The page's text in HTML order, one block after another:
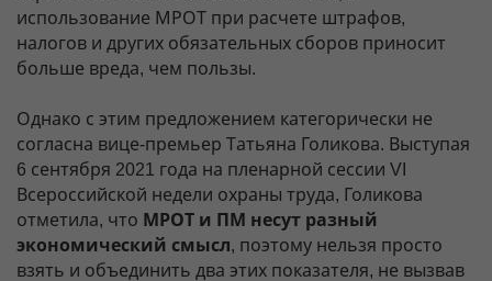
использование МРОТ при расчете штрафов,
налогов и других обязательных сборов приносит
больше вреда, чем пользы.
Однако с этим предложением категорически не
согласна вице-премьер Татьяна Голикова. Выступая
6 сентября 2021 года на пленарной сессии VI
Всероссийской недели охраны труда, Голикова
отметила, что МРОТ и ПМ несут разный
экономический смысл, поэтому нельзя просто
взять и объединить два этих показателя, не вызвав